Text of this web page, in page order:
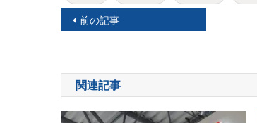
投
ナ
ビ
前の記事
関連記事